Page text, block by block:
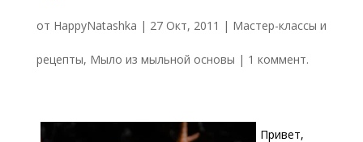
от HappyNatashka | 27 Окт, 2011 | Мастер-классы и
рецепты, Мыло из мыльной основы | 1 коммент.
Привет,